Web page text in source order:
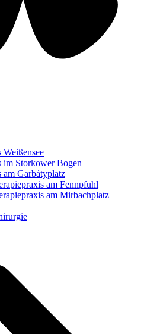
im Storkower Bogen
am Garbátyplatz
am Fennpfuhl
am Mirbachplatz